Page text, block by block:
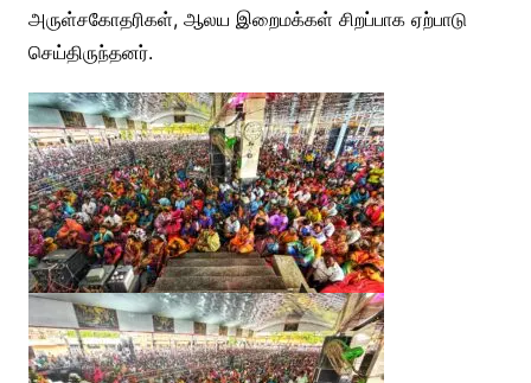
அருள்சகோதரிகள், ஆலய இறைமக்கள் சிறப்பாக ஏற்பாடு
செய்திருந்தனர்.